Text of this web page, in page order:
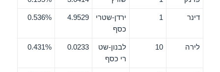
דינר 1
ירדן-שטרי
כסף
4.9529
0.536%
לירה 10
לבנון-שט
רי כסף
0.0233
0.431%